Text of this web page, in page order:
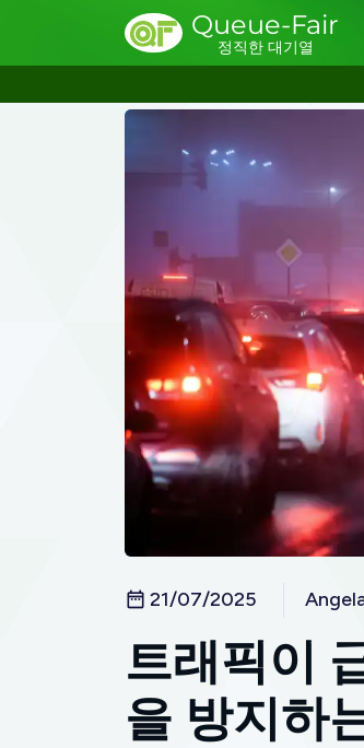
Queue-Fair
정직한 대기열
21/07/2025
트래픽이
을 방지하